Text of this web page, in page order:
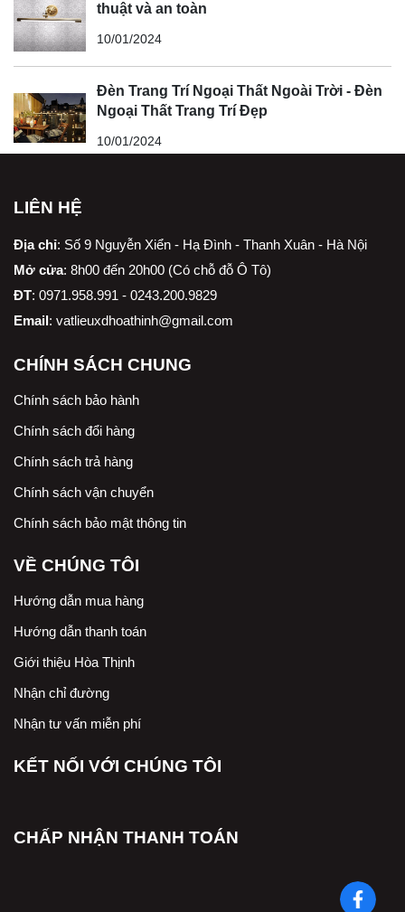
thuật và an toàn
10/01/2024
Đèn Trang Trí Ngoại Thất Ngoài Trời - Đèn
Ngoại Thất Trang Trí Đẹp
10/01/2024
LIÊN HỆ
Địa chỉ: Số 9 Nguyễn Xiển - Hạ Đình - Thanh Xuân - Hà Nội
Mở cửa: 8h00 đến 20h00 (Có chỗ đỗ Ô Tô)
ĐT: 0971.958.991 - 0243.200.9829
Email: vatlieuxdhoathinh@gmail.com
CHÍNH SÁCH CHUNG
Chính sách bảo hành
Chính sách đổi hàng
Chính sách trả hàng
Chính sách vận chuyển
Chính sách bảo mật thông tin
VỀ CHÚNG TÔI
Hướng dẫn mua hàng
Hướng dẫn thanh toán
Giới thiệu Hòa Thịnh
Nhận chỉ đường
Nhận tư vấn miễn phí
KẾT NỐI VỚI CHÚNG TÔI
CHẤP NHẬN THANH TOÁN